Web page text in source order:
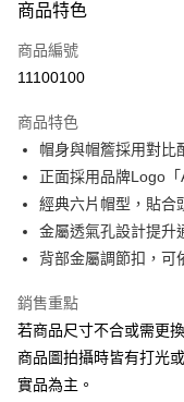
信用卡一次付款
信用卡分期付款
合作金庫商業銀行
華南商業銀行
上海商業儲蓄銀行
國泰世華商業銀行
臺灣中小企業銀行
匯豐（台灣）商業銀行
聯邦商業銀行
元大商業銀行
台新國際商業銀行
台灣樂天信用卡公司
6 期 0 利率 每期
華南商業銀行
上海商業儲蓄銀行
國泰世華商業銀行
臺灣中小企業銀行
聯邦商業銀行
元大商業銀行
玉山商業銀行
台灣樂天信用卡公司
LINE Pay
Apple Pay
街口支付
悠遊付
Google Pay
商品特色
商品編號
11100100
商品特色
帽身與帽簷採用對比
正面採用品牌Logo
經典六片帽型，貼合
金屬透氣孔設計提升
背部金屬調節扣，可
銷售重點
若商品尺寸不合或需更
商品圖拍攝時皆有打光
實品為主。